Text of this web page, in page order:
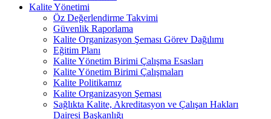
Kalite Yönetimi
Öz Değerlendirme Takvimi
Güvenlik Raporlama
Kalite Organizasyon Şeması Görev Dağılımı
Eğitim Planı
Kalite Yönetim Birimi Çalışma Esasları
Kalite Yönetim Birimi Çalışmaları
Kalite Politikamız
Kalite Organizasyon Şeması
Sağlıkta Kalite, Akreditasyon ve Çalışan Hakları
Dairesi Başkanlığı